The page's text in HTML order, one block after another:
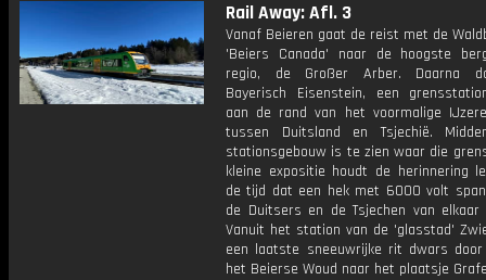
Rail Away: Afl. 3
Vanaf Beieren gaat de reist met de
'Beiers Canada' naar de hoogste
regio, de Großer Arber. Daarna
Bayerisch Eisenstein, een
aan de rand van het voormalige
tussen Duitsland en Tsjechië.
stationsgebouw is te zien waar die
kleine expositie houdt de herinnering
de tijd dat een hek met 6000 volt
de Duitsers en de Tsjechen van elkaar
Vanuit het station van de 'glasstad'
een laatste sneeuwrijke rit dwars
het Beierse Woud naar het plaatsje